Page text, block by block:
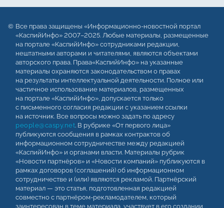
Все права защищены «Информационно-новостной портал
«КаспийИнфо» 2007–2025. Любые материалы, размещенные
на портале «КаспийИнфо» сотрудниками редакции,
нештатными авторами и читателями, являются объектами
авторского права. Права«КаспийИнфо» на указанные
материалы охраняются законодательством о правах
на результаты интеллектуальной деятельности. Полное или
частичное использование материалов, размещенных
на портале «КаспийИнфо», допускается только
с письменного согласия редакции с указанием ссылки
на источник. Все вопросы можно задать по адресу
people@caspy.net. В рубрике «От первого лица»
публикуются сообщения в рамках контрактов об
информационном сотрудничестве между редакцией
«КаспийИнфо» и органами власти. Материалы рубрик
«Новости партнёров» и «Новости компаний» публикуются в
рамках договоров (соглашений) об информационном
сотрудничестве и (или) являются рекламой. Партнёрский
материал — это статья, подготовленная редакцией
совместно с партнёром-рекламодателем, который
заинтересован в теме материала, участвует в его создании